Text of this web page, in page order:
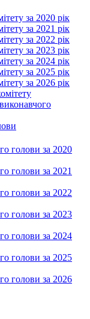
за 2020 рік
за 2021 рік
за 2022 рік
за 2023 рік
за 2024 рік
за 2025 рік
за 2026 рік
голови за 2020
голови за 2021
голови за 2022
голови за 2023
голови за 2024
голови за 2025
голови за 2026